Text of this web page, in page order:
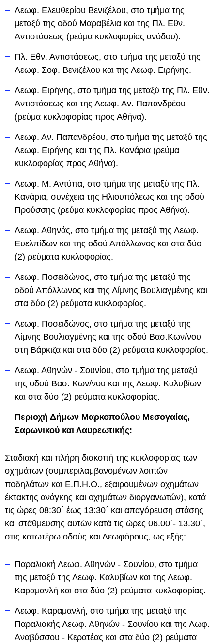
Λεωφ. Ελευθερίου Βενιζέλου, στο τμήμα της
μεταξύ της οδού Μαραβέλια και της Πλ. Εθν.
Αντιστάσεως (ρεύμα κυκλοφορίας ανόδου).
Πλ. Εθν. Αντιστάσεως, στο τμήμα της μεταξύ της
Λεωφ. Σοφ. Βενιζέλου και της Λεωφ. Ειρήνης.
Λεωφ. Ειρήνης, στο τμήμα της μεταξύ της Πλ. Εθν.
Αντιστάσεως και της Λεωφ. Αν. Παπανδρέου
(ρεύμα κυκλοφορίας προς Αθήνα).
Λεωφ. Αν. Παπανδρέου, στο τμήμα της μεταξύ της
Λεωφ. Ειρήνης και της Πλ. Κανάρια (ρεύμα
κυκλοφορίας προς Αθήνα).
Λεωφ. Μ. Αντύπα, στο τμήμα της μεταξύ της Πλ.
Κανάρια, συνέχεια της Ηλιουπόλεως και της οδού
Προύσσης (ρεύμα κυκλοφορίας προς Αθήνα).
Λεωφ. Αθηνάς, στο τμήμα της μεταξύ της Λεωφ.
Ευελπίδων και της οδού Απόλλωνος και στα δύο
(2) ρεύματα κυκλοφορίας.
Λεωφ. Ποσειδώνος, στο τμήμα της μεταξύ της
οδού Απόλλωνος και της Λίμνης Βουλιαγμένης και
στα δύο (2) ρεύματα κυκλοφορίας.
Λεωφ. Ποσειδώνος, στο τμήμα της μεταξύ της
Λίμνης Βουλιαγμένης και της οδού Βασ.Κων/νου
στη Βάρκιζα και στα δύο (2) ρεύματα κυκλοφορίας.
Λεωφ. Αθηνών - Σουνίου, στο τμήμα της μεταξύ
της οδού Βασ. Κων/νου και της Λεωφ. Καλυβίων
και στα δύο (2) ρεύματα κυκλοφορίας.
Περιοχή Δήμων Μαρκοπούλου Μεσογαίας,
Σαρωνικού και Λαυρεωτικής:
Σταδιακή και πλήρη διακοπή της κυκλοφορίας των
οχημάτων (συμπεριλαμβανομένων λοιπών
ποδηλάτων και Ε.Π.Η.Ο., εξαιρουμένων οχημάτων
έκτακτης ανάγκης και οχημάτων διοργανωτών), κατά
τις ώρες 08:30΄ έως 13:30΄ και απαγόρευση στάσης
και στάθμευσης αυτών κατά τις ώρες 06.00΄- 13.30΄,
στις κατωτέρω οδούς και Λεωφόρους, ως εξής:
Παραλιακή Λεωφ. Αθηνών - Σουνίου, στο τμήμα
της μεταξύ της Λεωφ. Καλυβίων και της Λεωφ.
Καραμανλή και στα δύο (2) ρεύματα κυκλοφορίας.
Λεωφ. Καραμανλή, στο τμήμα της μεταξύ της
Παραλιακής Λεωφ. Αθηνών - Σουνίου και της Λωφ.
Αναβύσσου - Κερατέας και στα δύο (2) ρεύματα